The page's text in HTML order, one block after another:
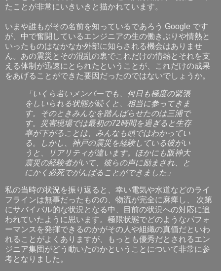
たことが非常にいきいきと描かれています。
いまや誰もがその名前を知っているであろう Google です
が、中で奮闘しているエンジニアの生の働きぶりや情熱と
いったものはなかなか外部に知らされる機会はありませ
ん。あの震災とその混乱の裏でこれだけの情熱とそれを支
える体制が迅速にとられたということが、これだけの成果
をあげることができた要因だったのではないでしょうか。
「いくら若いメンバーでも、何日も極度の緊張
をしいられる状態が続くと、相当に参ってきま
す。そのときみんなを踏んばらせたのは三浦で
す。災害現場では最初の72時間を過ぎると生存
率が下がることは、みんなも頭ではわかってい
る。しかし、神戸の震災を経験している彼がい
うと、リアリティが違います。ほかにも阪神大
震災の経験者がいて、彼らの声に励まされ、と
にかく必死でがんばることができました」
私の当時の状況を振り返ると、幸い電気や水道などのライ
フラインは無事だったものの、物流が完全に麻痺し、 次第
にサバイバル的な状況となる中、目前の状況への対応に追
われていたように思います。極限状態でどのようなパフォ
ーマンスを発揮できるのかがその人や組織の真価だといわ
れることがよくありますが、もっとも優秀だとされるエン
ジニア集団がどう動いたのかということについて非常に参
考となりました。